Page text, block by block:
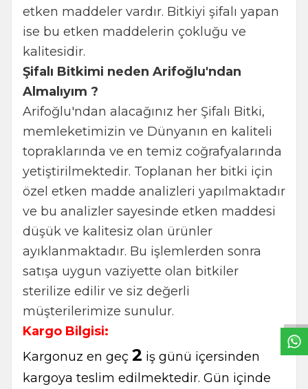
etken maddeler vardır. Bitkiyi şifalı yapan
ise bu etken maddelerin çokluğu ve
kalitesidir.
Şifalı Bitkimi neden Arifoğlu'ndan
Almalıyım ?
Arifoğlu'ndan alacağınız her Şifalı Bitki,
memleketimizin ve Dünyanın en kaliteli
topraklarında ve en temiz coğrafyalarında
yetiştirilmektedir. Toplanan her bitki için
özel etken madde analizleri yapılmaktadır
ve bu analizler sayesinde etken maddesi
düşük ve kalitesiz olan ürünler
ayıklanmaktadır. Bu işlemlerden sonra
satışa uygun vaziyette olan bitkiler
sterilize edilir ve siz değerli
müşterilerimize sunulur.
Kargo Bilgisi:
Kargonuz en geç 2 iş günü içersinden
kargoya teslim edilmektedir. Gün içinde